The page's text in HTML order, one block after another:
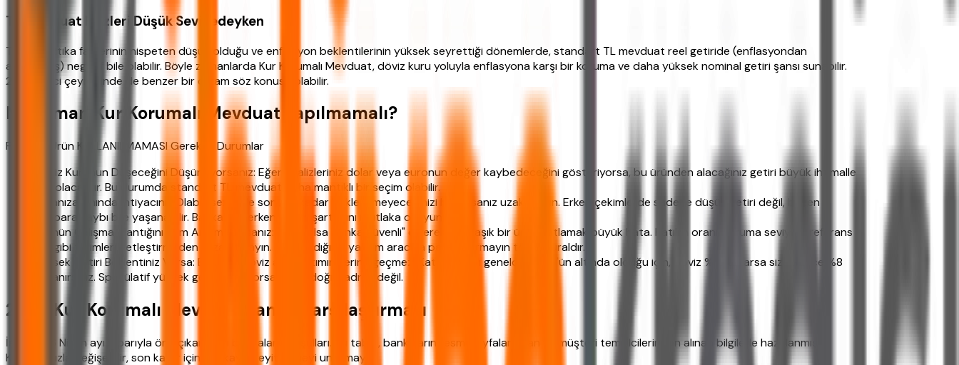
TL Mevduat Faizleri Düşük Seviyedeyken
TCMB politika faizlerinin nispeten düşük olduğu ve enflasyon beklentilerinin yüksek seyrettiği dönemlerde, standart TL mevduat reel getiride (enflasyondan
arındırılmış) negatif bile olabilir. Böyle zamanlarda Kur Korumalı Mevduat, döviz kuru yoluyla enflasyona karşı bir koruma ve daha yüksek nominal getiri şansı sunabilir.
2026 ikinci çeyreğinde de benzer bir ortam söz konusu olabilir.
Ne Zaman Kur Korumalı Mevduat Yapılmamalı?
Finansal Ürün KULLANILMAMASI Gereken Durumlar
Döviz Kurunun Düşeceğini Düşünüyorsanız: Eğer analizleriniz dolar veya euronun değer kaybedeceğini gösteriyorsa, bu üründen alacağınız getiri büyük ihtimalle
sıfır olacaktır. Bu durumda standart TL mevduat daha mantıklı bir seçim olabilir.
Paranıza Anında İhtiyacınız Olabilirse: Vade sonuna kadar bekleyemeyeceğinizi biliyorsanız uzak durun. Erken çekimlerde sadece düşük getiri değil, bazen
anapara kaybı bile yaşanabilir. Bankaların erken çekim şartlarını mutlaka okuyun.
Ürünün Çalışma Mantığını Tam Anlamadıysanız: "Nasıl olsa banka güvenli" diyerek karmaşık bir ürüne atlamak büyük hata. Katılım oranı, koruma seviyesi, referans
kur gibi terimleri netleştirmeden imza atmayın. Anlamadığınız yatırım aracına para yatırmayın temel kuraldır.
Yüksek Getiri Beklentiniz Varsa: Bu ürün, döviz alım-satımın yerine geçmez. Katılım oranı genelde %100'ün altında olduğu için, döviz %10 artarsa siz sadece %8
kazanırsınız. Spekülatif yüksek getiriler arıyorsanız bu doğru adres değil.
2026 Kur Korumalı Mevduat Banka Karşılaştırması
İşte 2026 Nisan ayı itibarıyla öne çıkan bazı bankaların koşulları. Bu tablo, bankaların resmi sayfalarından ve müşteri temsilcilerinden alınan bilgilerle hazırlanmıştır.
Koşullar hızla değişebilir, son karar için bankayla teyit etmeyi unutmayın.